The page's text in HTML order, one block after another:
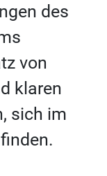
des
von
klaren
sich im